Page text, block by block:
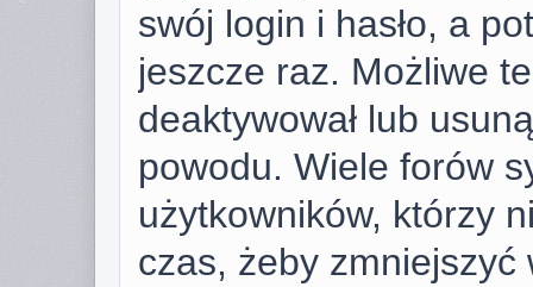
swój login i hasło, a
jeszcze raz. Możliwe
deaktywował lub
powodu. Wiele forów
użytkowników, którzy
czas, żeby